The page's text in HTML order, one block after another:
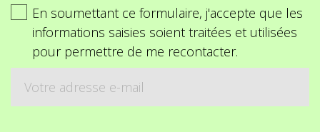
En soumettant ce formulaire, j'accepte que les
informations saisies soient traitées et utilisées
pour permettre de me recontacter.